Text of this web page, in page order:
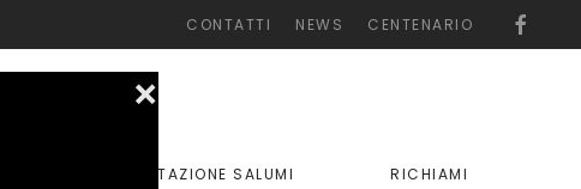
❌
CONTATTI NEWS CENTENARIO
DEGUSTAZIONE SALUMI RICHIAMI